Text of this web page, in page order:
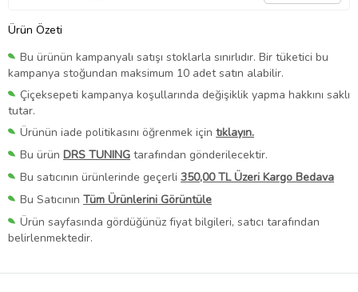
Ürün Özeti
Bu ürünün kampanyalı satışı stoklarla sınırlıdır. Bir tüketici bu
kampanya stoğundan maksimum 10 adet satın alabilir.
Çiçeksepeti kampanya koşullarında değişiklik yapma hakkını saklı
tutar.
Ürünün iade politikasını öğrenmek için tıklayın.
Bu ürün DRS TUNING tarafından gönderilecektir.
Bu satıcının ürünlerinde geçerli 350,00 TL Üzeri Kargo Bedava
Bu Satıcının Tüm Ürünlerini Görüntüle
Ürün sayfasında gördüğünüz fiyat bilgileri, satıcı tarafından
belirlenmektedir.